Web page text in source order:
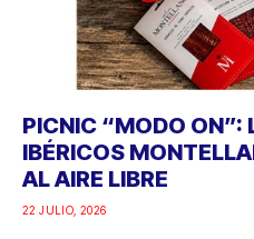
PICNIC “MODO ON”:
IBÉRICOS
AL AIRE LIBRE
22 JULIO, 2026